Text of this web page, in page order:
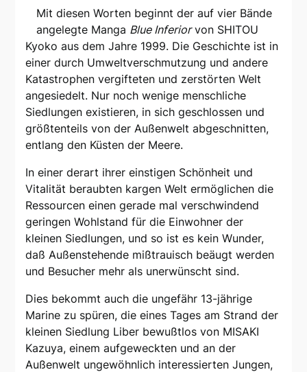
Mit diesen Worten beginnt der auf vier Bände
angelegte Manga Blue Inferiorvon SHITOU
Kyoko aus dem Jahre 1999. Die Geschichte ist in
einer durch Umweltverschmutzung und andere
Katastrophen vergifteten und zerstörten Welt
angesiedelt. Nur noch wenige menschliche
Siedlungen existieren, in sich geschlossen und
größtenteils von der Außenwelt abgeschnitten,
entlang den Küsten der Meere.
In einer derart ihrer einstigen Schönheit und
Vitalität beraubten kargen Welt ermöglichen die
Ressourcen einen gerade mal verschwindend
geringen Wohlstand für die Einwohner der
kleinen Siedlungen, und so ist es kein Wunder,
daß Außenstehende mißtrauisch beäugt werden
und Besucher mehr als unerwünscht sind.
Dies bekommt auch die ungefähr 13-jährige
Marine zu spüren, die eines Tages am Strand der
kleinen Siedlung Liber bewußtlos von MISAKI
Kazuya, einem aufgeweckten und an der
Außenwelt ungewöhnlich interessierten Jungen,